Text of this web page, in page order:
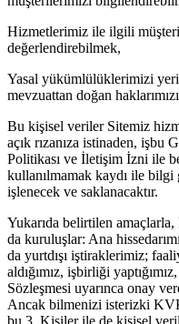
Hizmetlerimiz ile ilgili
değerlendirebilmek,
Yasal yükümlülüklerimizi
mevzuattan doğan
Bu kişisel veriler Sitemiz
açık rızanıza istinaden,
Politikası ve İletişim İzni ile
kullanılmamak kaydı ile
işlenecek ve saklanacaktır.
Yukarıda belirtilen
da kuruluşlar: Ana
da yurtdışı iştiraklerimiz;
aldığımız, işbirliği
Sözleşmesi uyarınca onay
Ancak bilmenizi isterizki
bu 3. Kişiler ile de kişisel